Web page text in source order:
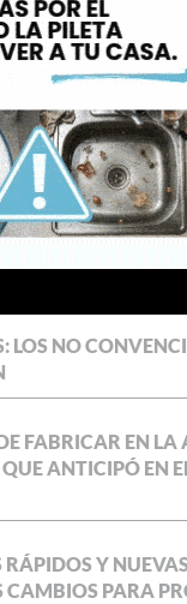
LOS NO
FABRICAR EN LA
ANTICIPÓ EN
Y
CAMBIOS PARA